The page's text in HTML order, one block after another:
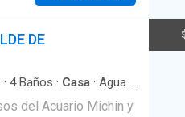
de servicio, bodega,
y jardín. 2do
de
DE
· 4Baños · Casa · Agua ·
·Terraza
del Acuario Michin y